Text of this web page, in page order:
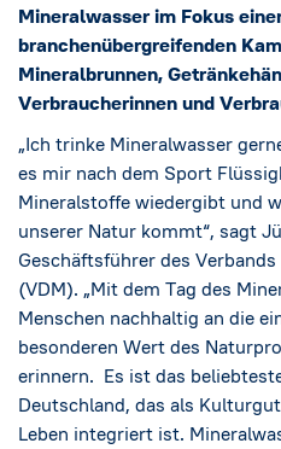
Cookie-Einstellungen
Datenschutzerklärung
Mineralwasser im Fokus
branchenübergreifenden
Mineralbrunnen,
Verbraucherinnen und
„Ich trinke Mineralwasser
es mir nach dem Sport
Mineralstoffe wiedergibt und
unserer Natur kommt“, sagt
Geschäftsführer des
(VDM). „Mit dem Tag des
Menschen nachhaltig an die
besonderen Wert des
erinnern. Es ist das
Deutschland, das als
Leben integriert ist.